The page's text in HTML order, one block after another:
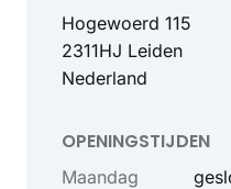
Hogewoerd 115
2311HJ Leiden
Nederland
OPENINGSTIJDEN
Maandag